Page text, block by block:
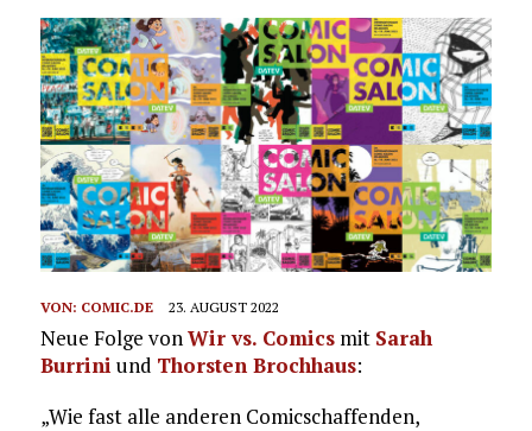
VON: COMIC.DE 23. AUGUST 2022
Neue Folge vonWir vs. Comicsmit Sarah
Burrini und Thorsten Brochhaus:
„Wie fast alle anderen Comicschaffenden,